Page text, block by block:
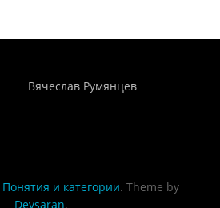
Вячеслав Румянцев
Понятия и категории. Theme by
Devsaran.